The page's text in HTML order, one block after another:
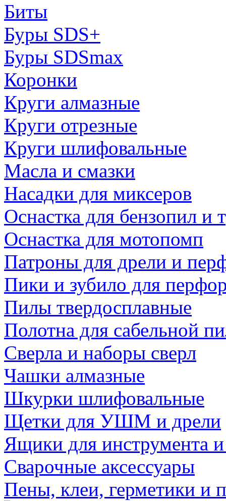
Биты
Буры SDS+
Буры SDSmax
Коронки
Круги алмазные
Круги отрезные
Круги шлифовальные
Масла и смазки
Насадки для миксеров
Оснастка для бензопил и
Оснастка для мотопомп
Патроны для дрели и
Пики и зубило для
Пилы твердосплавные
Полотна для сабельной
Сверла и наборы сверл
Чашки алмазные
Шкурки шлифовальные
Щетки для УШМ и дрели
Ящики для инструмента
Сварочные аксессуары
Пены, клеи, герметики и